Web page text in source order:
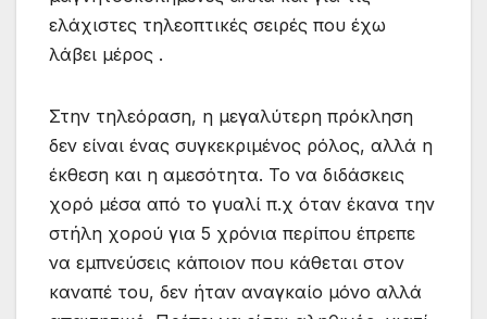
ελάχιστες τηλεοπτικές σειρές που έχω
λάβει μέρος .
Στην τηλεόραση, η μεγαλύτερη πρόκληση
δεν είναι ένας συγκεκριμένος ρόλος, αλλά η
έκθεση και η αμεσότητα. Το να διδάσκεις
χορό μέσα από το γυαλί π.χ όταν έκανα την
στήλη χορού για 5 χρόνια περίπου έπρεπε
να εμπνεύσεις κάποιον που κάθεται στον
καναπέ του, δεν ήταν αναγκαίο μόνο αλλά